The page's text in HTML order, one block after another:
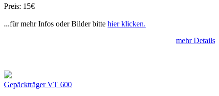
Preis: 15€
...für mehr Infos oder Bilder bitte hier klicken.
mehr Details
Gepäckträger VT 600